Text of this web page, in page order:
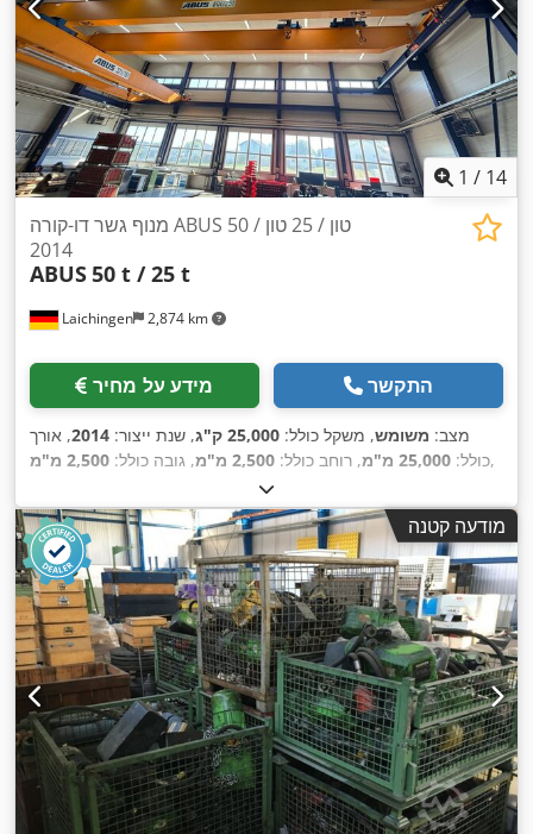
1 / 14
Laichingen 2,874 km
מנוף גשר דו-קורה ABUS 50 טון / 25 טון /
2014
ABUS50 t / 25 t
מידע על מחיר התקשר
מצב: משומש, משקל כולל: 25,000 ק"ג , שנת ייצור: 2014, אורך
כולל: 25,000 מ"מ , רוחב כולל: 2,500 מ"מ , גובה כולל: 2,500 מ"מ ,
מודעה קטנה